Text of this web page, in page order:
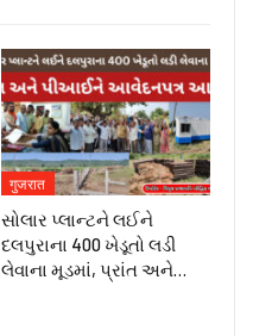
गुजरात
સોલાર પ્લાન્ટને લઈને
દલપુરાના 400 ખેડૂતો લડી
લેવાના મૂડમાં, પ્રાંત અને…